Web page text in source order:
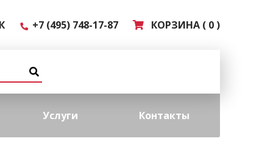
+7 (495) 748-17-87 КОРЗИНА ( 0 )
Услуги Контакты